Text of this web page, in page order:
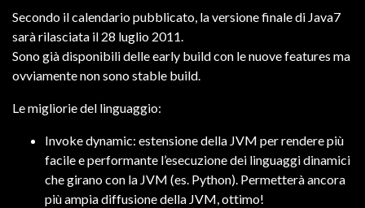
Secondo il calendario pubblicato, la versione finale di Java7
sarà rilasciata il 28 luglio 2011.
Sono già disponibili delle early build con le nuove features ma
ovviamente non sono stable build.
Le migliorie del linguaggio:
Invoke dynamic: estensione della JVM per rendere più
facile e performante l’esecuzione dei linguaggi dinamici
che girano con la JVM (es. Python). Permetterà ancora
più ampia diffusione della JVM, ottimo!